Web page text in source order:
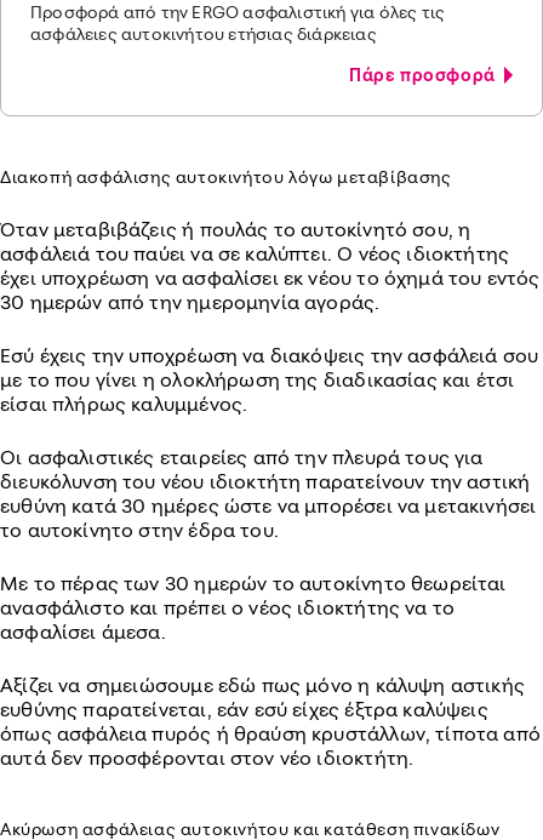
Προσφορά από την ERGO ασφαλιστική για όλες τις
ασφάλειες αυτοκινήτου ετήσιας διάρκειας
Πάρε προσφορά
Διακοπή ασφάλισης αυτοκινήτου λόγω μεταβίβασης
Όταν μεταβιβάζεις ή πουλάς το αυτοκίνητό σου, η
ασφάλειά του παύει να σε καλύπτει. Ο νέος ιδιοκτήτης
έχει υποχρέωση να ασφαλίσει εκ νέου το όχημά του εντός
30 ημερών από την ημερομηνία αγοράς.
Εσύ έχεις την υποχρέωση να διακόψεις την ασφάλειά σου
με το που γίνει η ολοκλήρωση της διαδικασίας και έτσι
είσαι πλήρως καλυμμένος.
Οι ασφαλιστικές εταιρείες από την πλευρά τους για
διευκόλυνση του νέου ιδιοκτήτη παρατείνουν την αστική
ευθύνη κατά 30 ημέρες ώστε να μπορέσει να μετακινήσει
το αυτοκίνητο στην έδρα του.
Με το πέρας των 30 ημερών το αυτοκίνητο θεωρείται
ανασφάλιστο και πρέπει ο νέος ιδιοκτήτης να το
ασφαλίσει άμεσα.
Αξίζει να σημειώσουμε εδώ πως μόνο η κάλυψη αστικής
ευθύνης παρατείνεται, εάν εσύ είχες έξτρα καλύψεις
όπως ασφάλεια πυρός ή θραύση κρυστάλλων, τίποτα από
αυτά δεν προσφέρονται στον νέο ιδιοκτήτη.
Ακύρωση ασφάλειας αυτοκινήτου και κατάθεση πινακίδων